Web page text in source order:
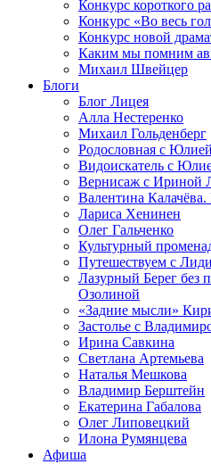
Конкурс короткого
Конкурс «Во весь
Конкурс новой
Каким мы помним
Михаил Швейцер
Блоги
Блог Лицея
Алла Нестеренко
Михаил Гольденберг
Родословная с
Видоискатель с
Вернисаж с Ириной
Валентина
Лариса Хенинен
Олег Гальченко
Культурный
Путешествуем с
Лазурный Берег без
Озолиной
«Задние мысли»
Застолье с
Ирина Савкина
Светлана Артемьева
Наталья Мешкова
Владимир Берштейн
Екатерина Габалова
Олег Липовецкий
Илона Румянцева
Афиша